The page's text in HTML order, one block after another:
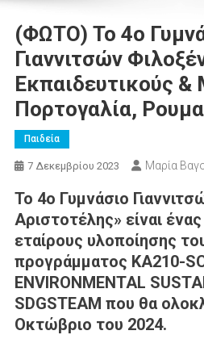
(ΦΩΤΟ) Το 4ο
Γιαννιτσών
Εκπαιδευτικούς
Πορτογαλία,
Παιδεία
7 Δεκεμβρίου 2023 Μαρία
Το 4ο Γυμνάσιο
Αριστοτέλης» είναι
εταίρους υλοποίησης
προγράμματος KA210-
ENVIRONMENTAL
SDGSTEAM που θα
Οκτώβριο του 2024.